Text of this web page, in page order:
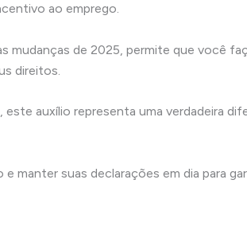
ao emprego.
mudanças de 2025, permite que você
direitos.
auxílio representa uma verdadeira
manter suas declarações em dia para